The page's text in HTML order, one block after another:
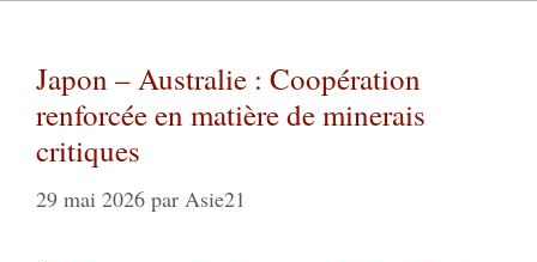
Japon – Australie : Coopération
renforcée en matière de minerais
critiques
29 mai 2026 par Asie21